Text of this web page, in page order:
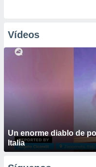
Vídeos
Un enorme diablo de
Italia